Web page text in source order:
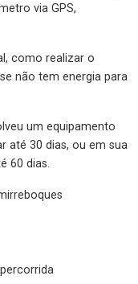
via GPS,
como realizar o
não tem energia para
um equipamento
até 30 dias, ou em sua
60 dias.